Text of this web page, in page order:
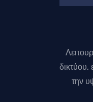
δικτύου,
την